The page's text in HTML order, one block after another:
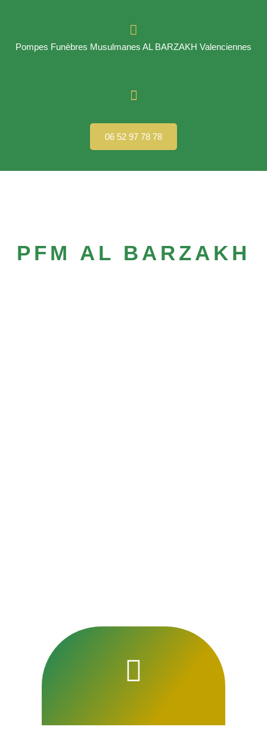
Pompes Funèbres Musulmanes AL BARZAKH Valenciennes
06 52 97 78 78
PFM AL BARZAKH